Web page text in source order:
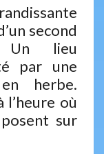
second
Un lieu
par une
herbe.
l’heure où
sur